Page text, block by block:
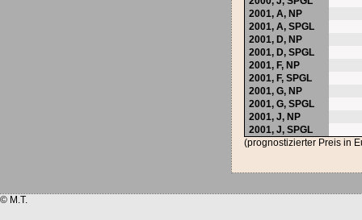
2001,A, NP
2001,A,SPGL
2001, D, NP
2001, D,SPGL
2001, F, NP
2001, F,SPGL
2001,G, NP
2001,G,SPGL
2001,J, NP
2001,J,SPGL
(prognostizierter Preis in
© M.T.